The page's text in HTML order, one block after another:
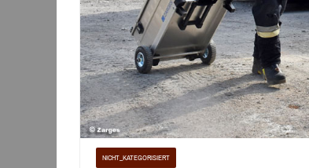
NICHT_KATEGORISIERT